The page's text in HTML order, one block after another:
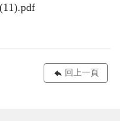
回上一頁